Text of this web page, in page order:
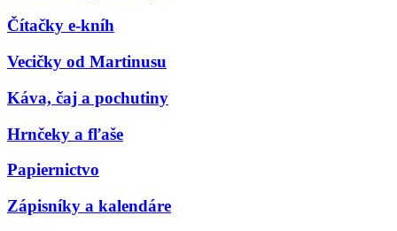
Čítačky e-kníh
Vecičky od Martinusu
Káva, čaj a pochutiny
Hrnčeky a fľaše
Papiernictvo
Zápisníky a kalendáre